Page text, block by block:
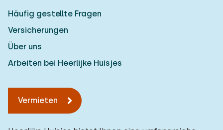
Häufig gestellte Fragen
Versicherungen
Über uns
Arbeiten bei Heerlijke Huisjes
Vermieten